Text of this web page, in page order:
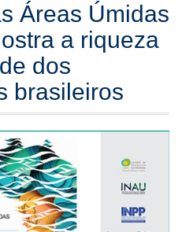
Áreas Úmidas
a riqueza
dos
brasileiros